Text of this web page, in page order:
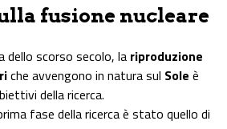
fusione nucleare
dello scorso secolo, la riproduzione
che avvengono in natura sul Sole è
della ricerca.
fase della ricerca è stato quello di